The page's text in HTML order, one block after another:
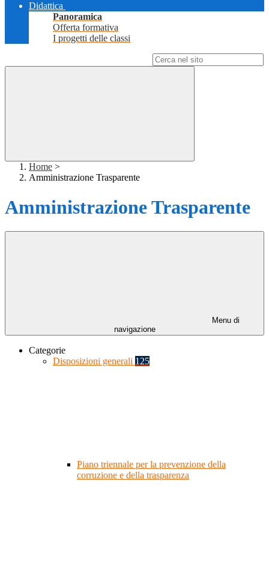
Didattica
Panoramica
Offerta formativa
I progetti delle classi
Home >
Amministrazione Trasparente
Amministrazione Trasparente
Menu di
navigazione
Categorie
Disposizioni generali 125
Piano triennale per la prevenzione della
corruzione e della trasparenza